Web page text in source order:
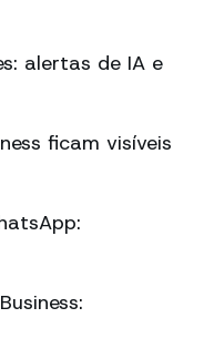
alertas de IA e
ficam visíveis